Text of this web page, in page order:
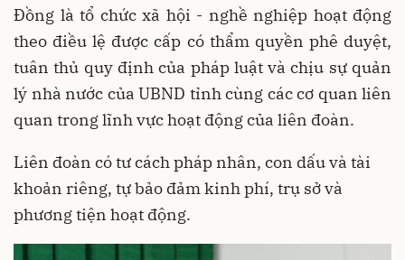
Đồng là tổ chức xã hội - nghề nghiệp hoạt động
theo điều lệ được cấp có thẩm quyền phê duyệt,
tuân thủ quy định của pháp luật và chịu sự quản
lý nhà nước của UBND tỉnh cùng các cơ quan liên
quan trong lĩnh vực hoạt động của liên đoàn.
Liên đoàn có tư cách pháp nhân, con dấu và tài
khoản riêng, tự bảo đảm kinh phí, trụ sở và
phương tiện hoạt động.